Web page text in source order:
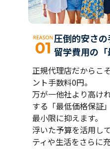
圧倒的安さの
留学費用の「
正規代理店だからこ
ント手数料0円。
万が一他社より高け
する「最低価格保証
最小限に抑えます。
浮いた予算を活用し
ティや生活をさらに